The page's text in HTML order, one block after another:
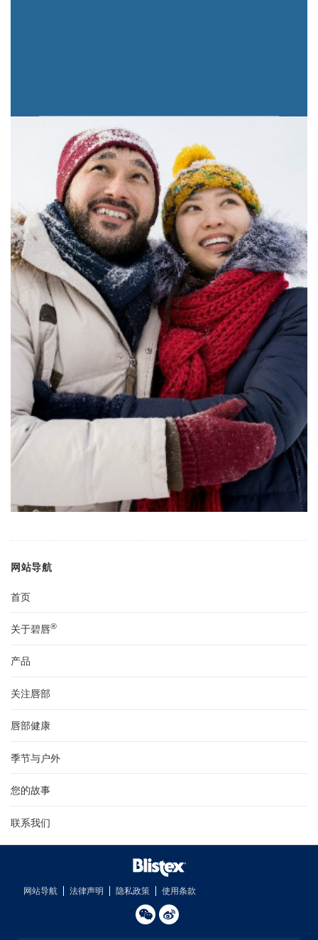
网站导航
首页
关于碧唇®
产品
关注唇部
唇部健康
季节与户外
您的故事
联系我们
网站导航 法律声明 隐私政策 使用条款